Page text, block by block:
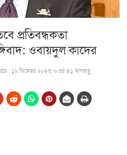
প্রতিবন্ধকতা
ওবায়দুল কাদের
: ১৬ ডিসেম্বর ২০২৩, ৬:৩৫:৪১ অপরাহ্ণ